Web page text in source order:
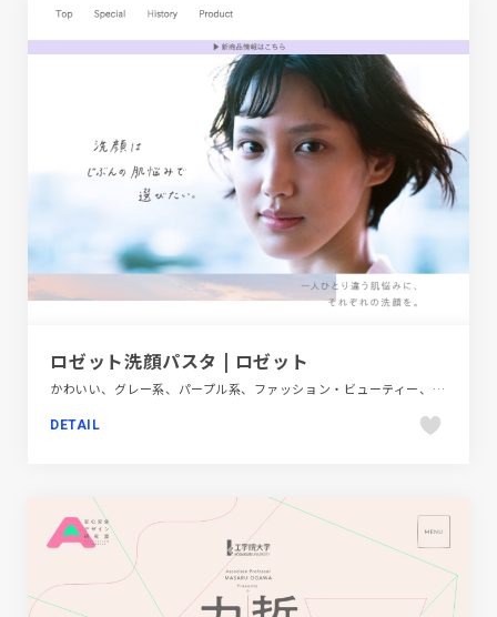
ロゼット洗顔パスタ | ロゼット
かわいい、グレー系、パープル系、ファッション・ビューティー、ブランド・サービスサイト、大きめ写真、手書き・ハンドメイド、飲料・食品
DETAIL